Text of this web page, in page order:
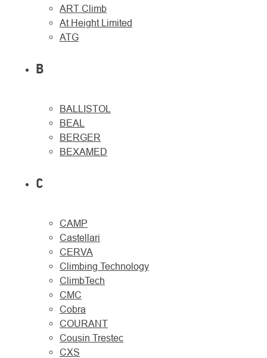
ART Climb
At Height Limited
ATG
B
BALLISTOL
BEAL
BERGER
BEXAMED
C
CAMP
Castellari
CERVA
Climbing Technology
ClimbTech
CMC
Cobra
COURANT
Cousin Trestec
CXS